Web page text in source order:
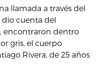
llamada a través del
dio cuenta del
encontraron dentro
gris, el cuerpo
Rivera, de 25 años